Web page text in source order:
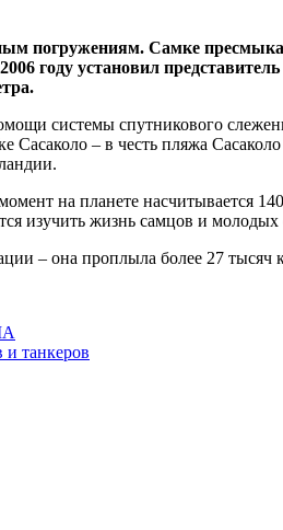
погружениям. Самке
году установил
системы спутникового
– в честь пляжа
на планете насчитывается
изучить жизнь самцов и
– она проплыла более 27 тысяч
танкеров